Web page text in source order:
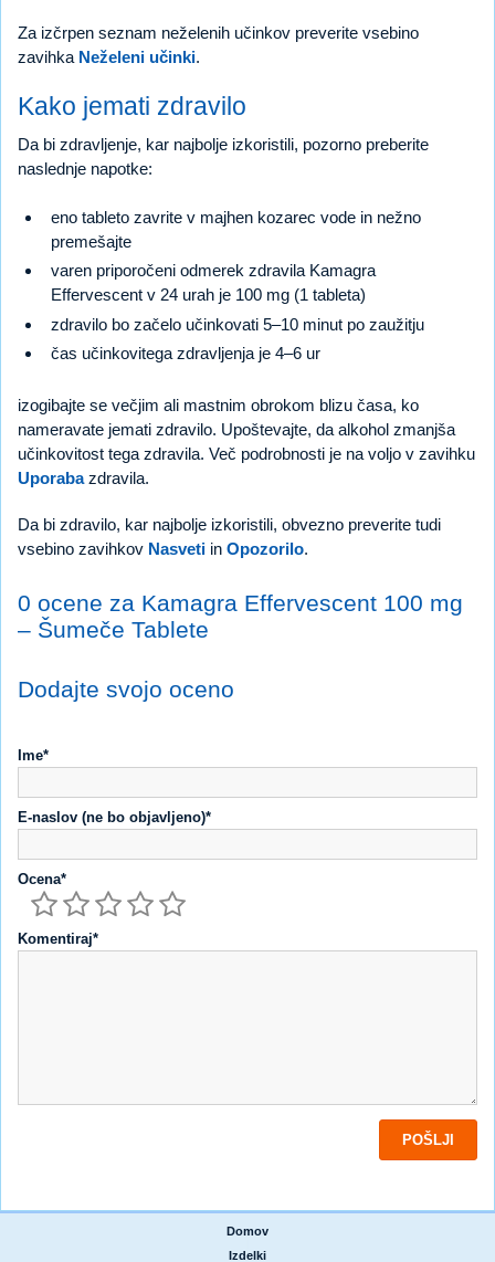
Za izčrpen seznam neželenih učinkov preverite vsebino
zavihka Neželeni učinki.
Kako jemati zdravilo
Da bi zdravljenje, kar najbolje izkoristili, pozorno preberite
naslednje napotke:
eno tableto zavrite v majhen kozarec vode in nežno
premešajte
varen priporočeni odmerek zdravila Kamagra
Effervescent v 24 urah je 100 mg (1 tableta)
zdravilo bo začelo učinkovati 5–10 minut po zaužitju
čas učinkovitega zdravljenja je 4–6 ur
izogibajte se večjim ali mastnim obrokom blizu časa, ko
nameravate jemati zdravilo. Upoštevajte, da alkohol zmanjša
učinkovitost tega zdravila. Več podrobnosti je na voljo v zavihku
Uporabazdravila.
Da bi zdravilo, kar najbolje izkoristili, obvezno preverite tudi
vsebino zavihkov Nasveti in Opozorilo.
0 ocene za Kamagra Effervescent 100 mg
– Šumeče Tablete
Dodajte svojo oceno
Ime*
E-naslov (ne bo objavljeno)*
Ocena*
Komentiraj*
Domov
Izdelki